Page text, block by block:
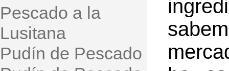
Pescado a la
Lusitana
Pudín de Pescado